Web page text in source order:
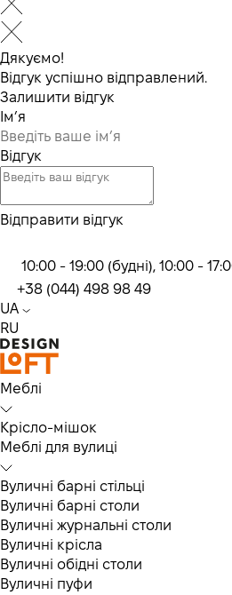
Дякуємо!
Відгук успішно відправлений.
Залишити відгук
Ім’я
Відгук
Відправити відгук
10:00 - 19:00 (будні), 10:00 -
+38 (044) 498 98 49
UA
RU
Меблі
Крісло-мішок
Меблі для вулиці
Вуличні барні стільці
Вуличні барні столи
Вуличні журнальні столи
Вуличні крісла
Вуличні обідні столи
Вуличні пуфи